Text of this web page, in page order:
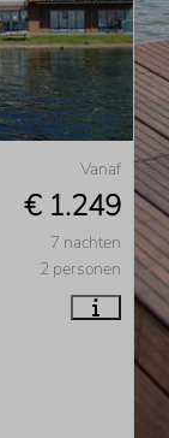
Vanaf
€ 1.249
7 nachten
2 personen